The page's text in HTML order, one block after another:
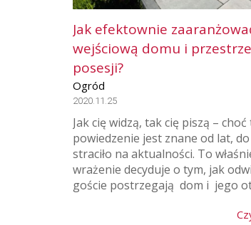
Jak efektownie
wejściową domu i
posesji?
Ogród
2020.11.25
Jak cię widzą, tak cię piszą – choć
powiedzenie jest znane od lat,
straciło na aktualności. To
wrażenie decyduje o tym, jak
goście postrzegają dom i jego